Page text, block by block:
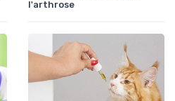
l'arthrose